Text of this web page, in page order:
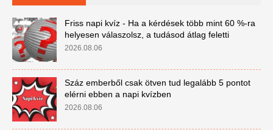
Friss napi kvíz - Ha a kérdések több mint 60 %-ra
helyesen válaszolsz, a tudásod átlag feletti
2026.08.06
Száz emberből csak ötven tud legalább 5 pontot
elérni ebben a napi kvízben
2026.08.06